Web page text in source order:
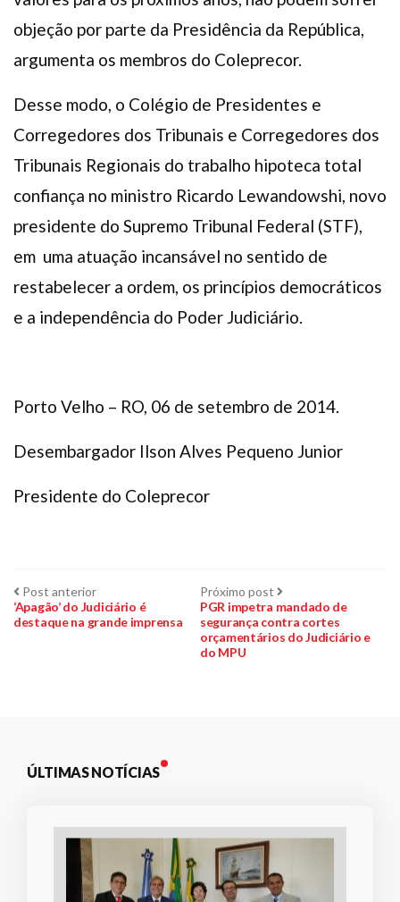
objeção por parte da Presidência da República,
argumenta os membros do Coleprecor.
Desse modo, o Colégio de Presidentes e
Corregedores dos Tribunais e Corregedores dos
Tribunais Regionais do trabalho hipoteca total
confiança no ministro Ricardo Lewandowshi, novo
presidente do Supremo Tribunal Federal (STF),
em uma atuação incansável no sentido de
restabelecer a ordem, os princípios democráticos
e a independência do Poder Judiciário.
Porto Velho – RO, 06 de setembro de 2014.
Desembargador Ilson Alves Pequeno Junior
Presidente do Coleprecor
Navegação
de
Post anteriorPost
anterior:
‘Apagão’ do Judiciário é
destaque na grande imprensa
Próximo post Próximo
post:
PGR impetra mandado de
segurança contra cortes
orçamentários do Judiciário e
do MPU
ÚLTIMAS NOTÍCIAS